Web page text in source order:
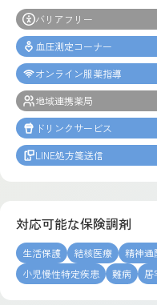
バリアフリー
血圧測定コーナー
オンライン服薬指導
地域連携薬局
ドリンクサービス
LINE処方箋送信
対応可能な保険調剤
生活保護 結核医療 精神通
小児慢性特定疾患
難病 居